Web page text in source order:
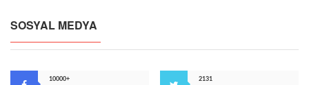
SOSYAL MEDYA
10000+
2131